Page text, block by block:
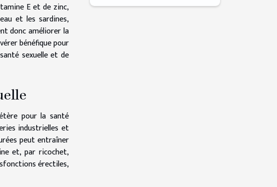
E et de zinc,
et les sardines,
donc améliorer la
bénéfique pour
sexuelle et de
pour la santé
industrielles et
peut entraîner
et, par ricochet,
érectiles,